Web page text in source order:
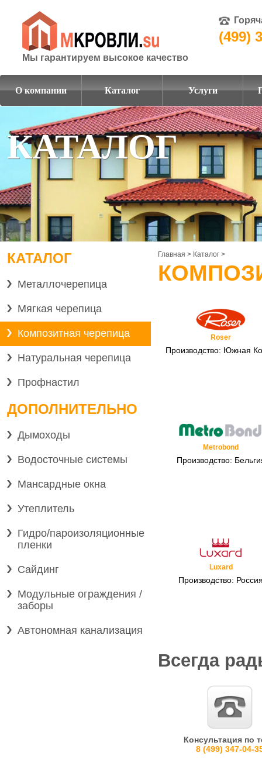
Мы гарантируем высокое качество
(499)
О компании Каталог Услуги
КАТАЛОГ
КАТАЛОГ
Металлочерепица
Мягкая черепица
Композитная черепица
Натуральная черепица
Профнастил
ДОПОЛНИТЕЛЬНО
Дымоходы
Водосточные системы
Мансардные окна
Утеплитель
Гидро/пароизоляционные
пленки
Сайдинг
Модульные ограждения /
заборы
Автономная канализация
Главная > Каталог >
Roser
Производство: Южная
Metrobond
Производство:
Luxard
Производство:
Всегда
Консультация по
8 (499) 347-04-